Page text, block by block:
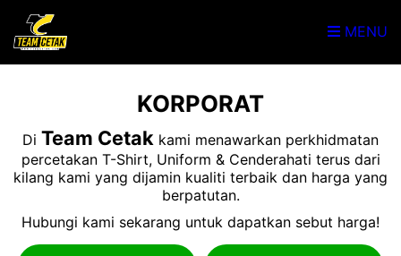
MENU
KORPORAT
Di Team Cetak kami menawarkan perkhidmatan
percetakan T-Shirt, Uniform & Cenderahati terus dari
kilang kami yang dijamin kualiti terbaik dan harga yang
berpatutan.
Hubungi kami sekarang untuk dapatkan sebut harga!